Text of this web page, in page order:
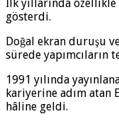
İlk yıllarında
gösterdi.
Doğal ekran duruşu
sürede yapımcıların
1991 yılında
kariyerine adım atan
hâline geldi.